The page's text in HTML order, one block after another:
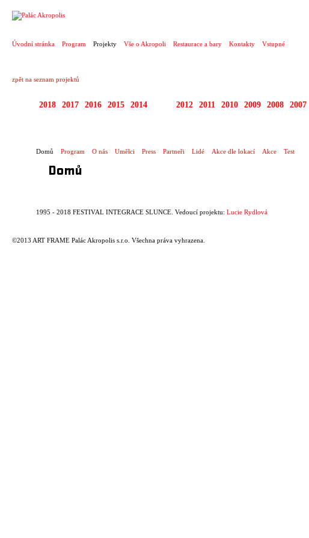
Úvodní stránka Program Projekty Vše o Akropoli Restaurace a bary Kontakty Vstupné
zpět na seznam projektů
2018 2017 2016 2015 2014 2012 2011 2010 2009 2008 2007
Domů Program O nás Umělci Press Partneři Lidé Akce dle lokací Akce Test
Domů
1995 - 2018 FESTIVAL INTEGRACE SLUNCE. Vedoucí projektu: Lucie Rydlová
©2013 ART FRAME Palác Akropolis s.r.o. Všechna práva vyhrazena.